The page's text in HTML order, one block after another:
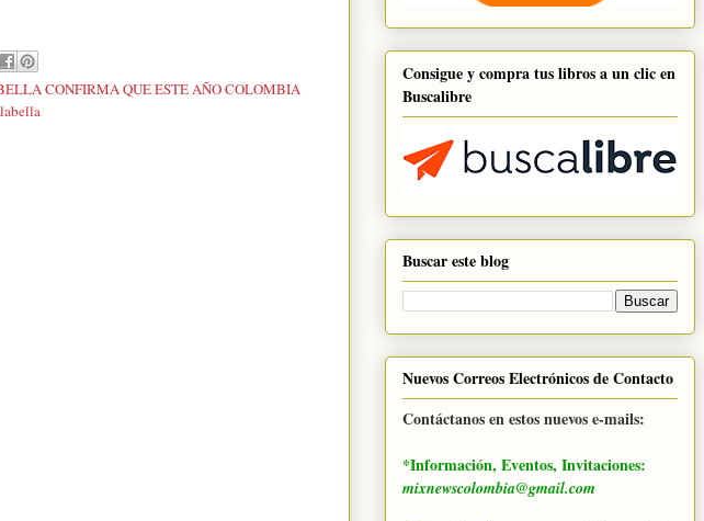
CONFIRMA QUE ESTE AÑO COLOMBIA
Consigue y compra tus libros a un clic en
Buscalibre
Buscar este blog
Nuevos Correos Electrónicos de Contacto
Contáctanos en estos nuevos e-mails:
*Información, Eventos, Invitaciones:
mixnewscolombia@gmail.com